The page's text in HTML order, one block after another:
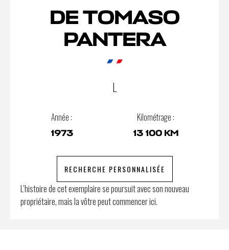
DE TOMASO
PANTERA
L
Année :
1973
Kilométrage :
13 100 KM
RECHERCHE PERSONNALISÉE
L’histoire de cet exemplaire se poursuit avec son nouveau
propriétaire, mais la vôtre peut commencer ici.